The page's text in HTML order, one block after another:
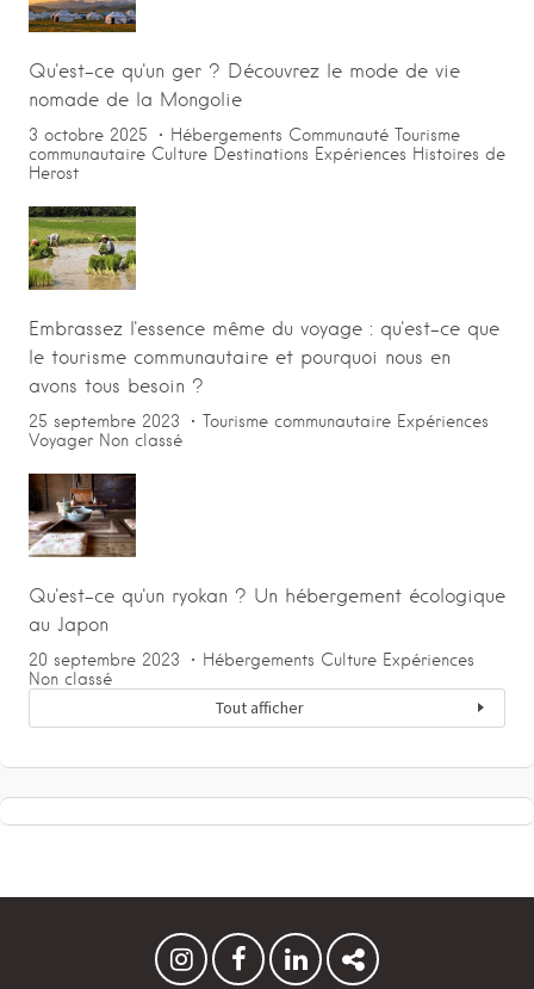
Qu'est-ce qu'un ger ? Découvrez le mode de vie
nomade de la Mongolie
3 octobre 2025 Hébergements Communauté Tourisme
communautaire Culture Destinations Expériences Histoires de
Herost
Embrassez l'essence même du voyage : qu'est-ce que
le tourisme communautaire et pourquoi nous en
avons tous besoin ?
25 septembre 2023 Tourisme communautaire Expériences
Voyager Non classé
Qu'est-ce qu'un ryokan ? Un hébergement écologique
au Japon
20 septembre 2023 Hébergements Culture Expériences
Non classé
Tout afficher